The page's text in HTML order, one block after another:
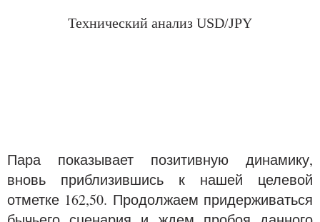
Технический анализ USD/JPY
Пара показывает позитивную динамику,
вновь приблизившись к нашей целевой
отметке 162,50. Продолжаем придерживаться